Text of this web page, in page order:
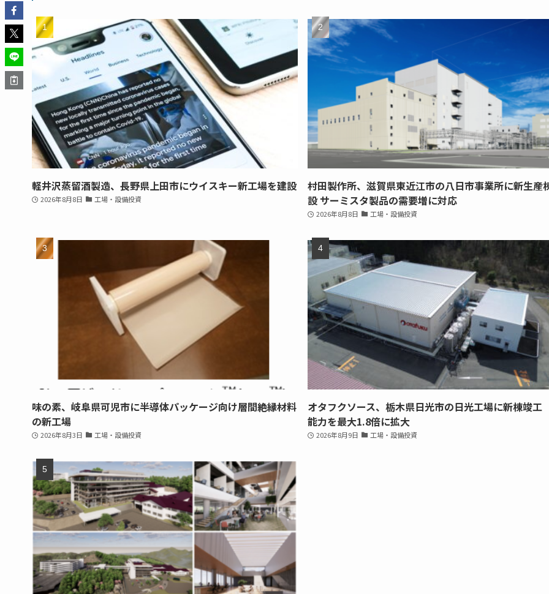
軽井沢蒸留酒製造、長野県上田市にウイスキー新工場を建設
2026年8月8日 工場・設備投資
村田製作所、滋賀県東近江市の八日市事業所に新生産
設 サーミスタ製品の需要増に対応
2026年8月8日 工場・設備投資
味の素、岐阜県可児市に半導体パッケージ向け層間絶縁材料
の新工場
2026年8月3日 工場・設備投資
オタフクソース、栃木県日光市の日光工場に新棟竣
能力を最大1.8倍に拡大
2026年8月9日 工場・設備投資